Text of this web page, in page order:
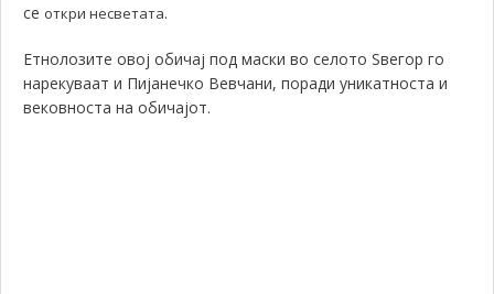
се откри несветата.
Етнолозите овој обичај под маски во селото Ѕвегор го
нарекуваат и Пијанечко Вевчани, поради уникатноста и
вековноста на обичајот.